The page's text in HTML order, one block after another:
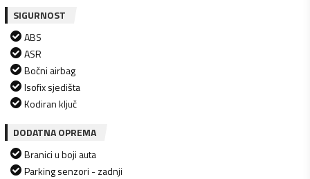
SIGURNOST
ABS
ASR
Bočni airbag
Isofix sjedišta
Kodiran ključ
DODATNA OPREMA
Branici u boji auta
Parking senzori - zadnji